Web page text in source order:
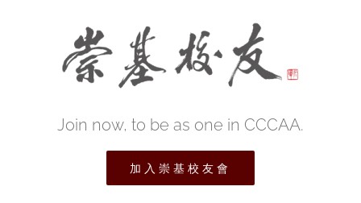
Join now, to be as one in CCCAA.
加入崇基校友會